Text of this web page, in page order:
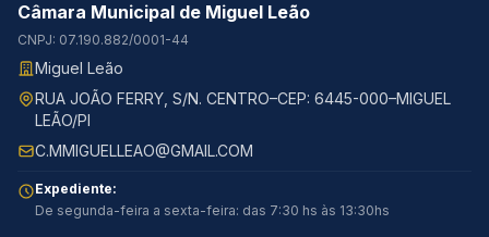
Câmara Municipal de Miguel Leão
CNPJ: 07.190.882/0001-44
Miguel Leão
RUA JOÃO FERRY, S/N. CENTRO–CEP: 6445-000–MIGUEL
LEÃO/PI
C.MMIGUELLEAO@GMAIL.COM
Expediente:
De segunda-feira a sexta-feira: das 7:30 hs às 13:30hs